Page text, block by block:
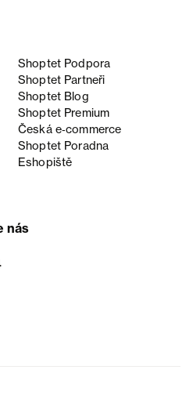
Shoptet Podpora
Shoptet Partneři
Shoptet Blog
Shoptet Premium
Česká e‑commerce
Shoptet Poradna
Eshopiště
nás